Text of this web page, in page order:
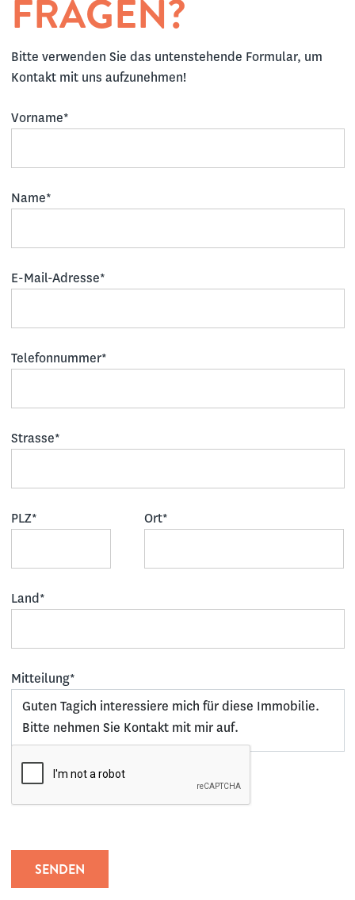
FRAGEN?
Bitte verwenden Sie das untenstehende Formular, um
Kontakt mit uns aufzunehmen!
Vorname*
Name*
E-Mail-Adresse*
Telefonnummer*
Strasse*
PLZ* Ort*
Land*
Mitteilung*